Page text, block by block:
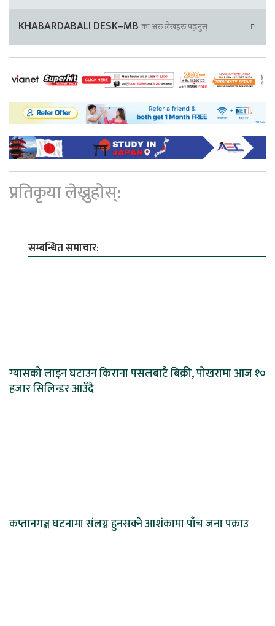
KHABARDABALI DESK–MB का अरु लेखहरु पढ्नुस्
प्रतिकृया लेख्नुहोस्:
सम्बन्धित समाचार:
ग्यासको लाइन घटाउन किराना पसलबाटै बिक्री, पोखरामा आज १०
हजार सिलिन्डर आउँदै
कप्तानगञ्ज घटनामा संलग्न हुनसक्ने आशंकामा पाँच जना पक्राउ